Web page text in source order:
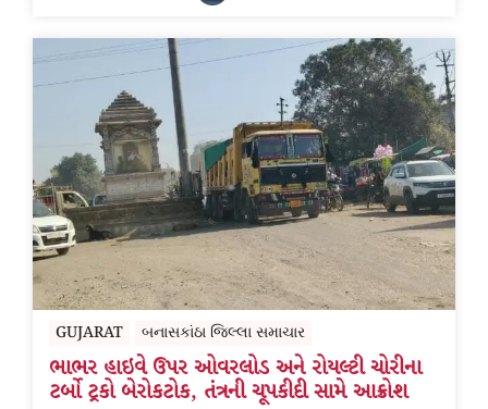
GUJARAT બનાસકાંઠા જિલ્લા સમાચાર
ભાભર હાઇવે ઉપર ઓવરલોડ અને રોયલ્ટી ચોરીના
ટર્બો ટ્રકો બેરોકટોક, તંત્રની ચૂપકીદી સામે આક્રોશ